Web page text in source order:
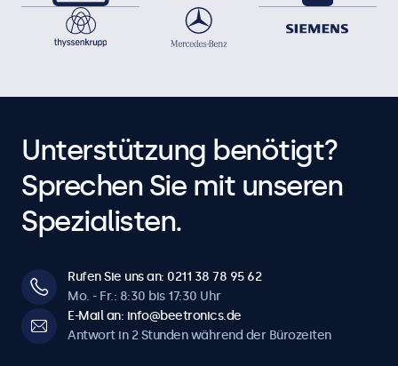
Unterstützung benötigt?
Sprechen Sie mit unseren
Spezialisten.
Rufen Sie uns an: 0211 38 78 95 62
Mo. - Fr.: 8:30 bis 17:30 Uhr
E-Mail an: info@beetronics.de
Antwort in 2 Stunden während der Bürozeiten